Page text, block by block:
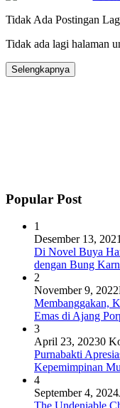
Tidak Ada Postingan
Tidak ada lagi halaman
Selengkapnya
Popular Post
1
Desember 13,
Di Novel Buya
dengan Bung
2
November 9, 2022
Membanggakan,
Emas di Ajang
3
April 23, 20230
Purnabakti
Kepemimpinan
4
September 4, 2024